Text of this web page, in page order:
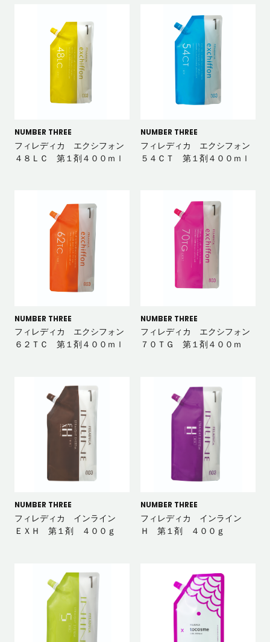
NUMBER THREE
フィレディカ エクシフォン
４８ＬＣ 第１剤４００ｍｌ
NUMBER THREE
フィレディカ エクシフォン
５４ＣＴ 第１剤４００ｍｌ
NUMBER THREE
フィレディカ エクシフォン
６２ＴＣ 第１剤４００ｍｌ
NUMBER THREE
フィレディカ エクシフォン
７０ＴＧ 第１剤４００ｍ
NUMBER THREE
フィレディカ インライン
ＥＸＨ 第１剤 ４００ｇ
NUMBER THREE
フィレディカ インライン
Ｈ 第１剤 ４００ｇ